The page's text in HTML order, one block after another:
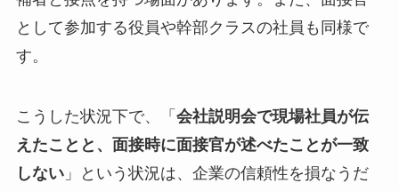
として参加する役員や幹部クラスの社員も同様で
す。
こうした状況下で、「 会社説明会で現場社員が伝
えたことと、面接時に面接官が述べたことが一致
しない」という状況は、企業の信頼性を損なうだ